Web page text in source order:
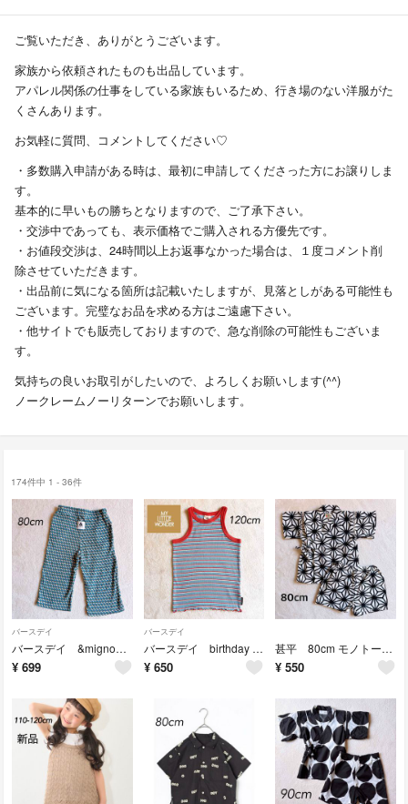
ご覧いただき、ありがとうございます。
家族から依頼されたものも出品しています。
アパレル関係の仕事をしている家族もいるため、行き場のない洋服がた
くさんあります。
お気軽に質問、コメントしてください♡
・多数購入申請がある時は、最初に申請してくださった方にお譲りしま
す。
基本的に早いもの勝ちとなりますので、ご了承下さい。
・交渉中であっても、表示価格でご購入される方優先です。
・お値段交渉は、24時間以上お返事なかった場合は、１度コメント削
除させていただきます。
・出品前に気になる箇所は記載いたしますが、見落としがある可能性も
ございます。完璧なお品を求める方はご遠慮下さい。
・他サイトでも販売しておりますので、急な削除の可能性もございま
す。
気持ちの良いお取引がしたいので、よろしくお願いします(^^)
ノークレームノーリターンでお願いします。
174件中 1 - 36件
バースデイ
バースデイ &mignon アンドミニョン パンツ 長ズボン 80cm
¥ 699
バースデイ
バースデイ birthday マイリトルワンダー ボーダータンクトップ
¥ 650
甚平 80cm モノトーン ベビー キッズ
¥ 550